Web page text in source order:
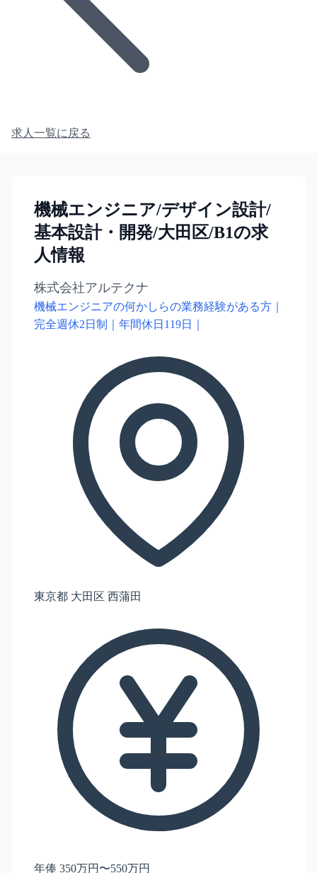
求人一覧に戻る
機械エンジニア/デザイン設計/
基本設計・開発/大田区/B1の求
人情報
株式会社アルテクナ
機械エンジニアの何かしらの業務経験がある方｜
完全週休2日制｜年間休日119日｜
東京都 大田区 西蒲田
年俸 350万円〜550万円